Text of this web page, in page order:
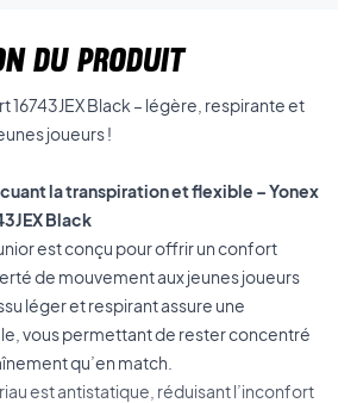
DU PRODUIT
16743JEX Black – légère, respirante et
joueurs !
la transpiration et flexible – Yonex
Black
est conçu pour offrir un confort
de mouvement aux jeunes joueurs
léger et respirant assure une
vous permettant de rester concentré
qu’en match.
est antistatique, réduisant l’inconfort